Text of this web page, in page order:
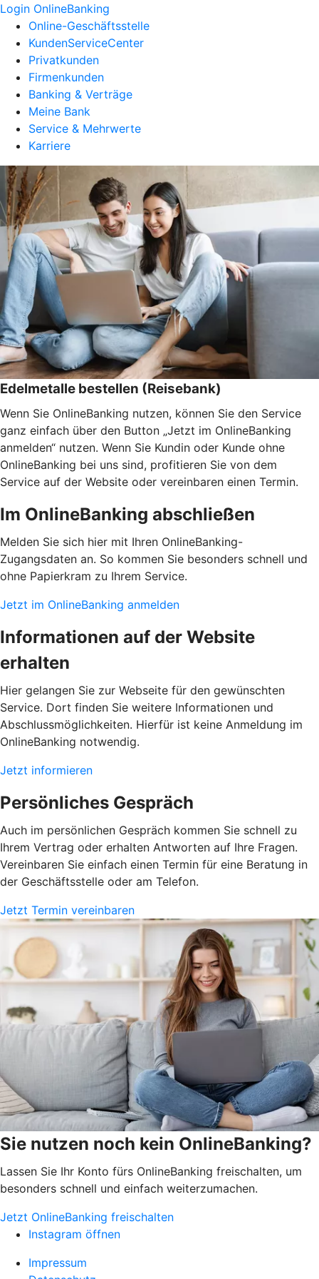
Login OnlineBanking
Online-Geschäftsstelle
KundenServiceCenter
Privatkunden
Firmenkunden
Banking & Verträge
Meine Bank
Service & Mehrwerte
Karriere
Edelmetalle bestellen (Reisebank)
Wenn Sie OnlineBanking nutzen, können Sie den Service
ganz einfach über den Button „Jetzt im OnlineBanking
anmelden“ nutzen. Wenn Sie Kundin oder Kunde ohne
OnlineBanking bei uns sind, profitieren Sie von dem
Service auf der Website oder vereinbaren einen Termin.
Im OnlineBanking abschließen
Melden Sie sich hier mit Ihren OnlineBanking-
Zugangsdaten an. So kommen Sie besonders schnell und
ohne Papierkram zu Ihrem Service.
Jetzt im OnlineBanking anmelden
Informationen auf der Website
erhalten
Hier gelangen Sie zur Webseite für den gewünschten
Service. Dort finden Sie weitere Informationen und
Abschlussmöglichkeiten. Hierfür ist keine Anmeldung im
OnlineBanking notwendig.
Jetzt informieren
Persönliches Gespräch
Auch im persönlichen Gespräch kommen Sie schnell zu
Ihrem Vertrag oder erhalten Antworten auf Ihre Fragen.
Vereinbaren Sie einfach einen Termin für eine Beratung in
der Geschäftsstelle oder am Telefon.
Jetzt Termin vereinbaren
Sie nutzen noch kein OnlineBanking?
Lassen Sie Ihr Konto fürs OnlineBanking freischalten, um
besonders schnell und einfach weiterzumachen.
Jetzt OnlineBanking freischalten
Instagram öffnen
Impressum